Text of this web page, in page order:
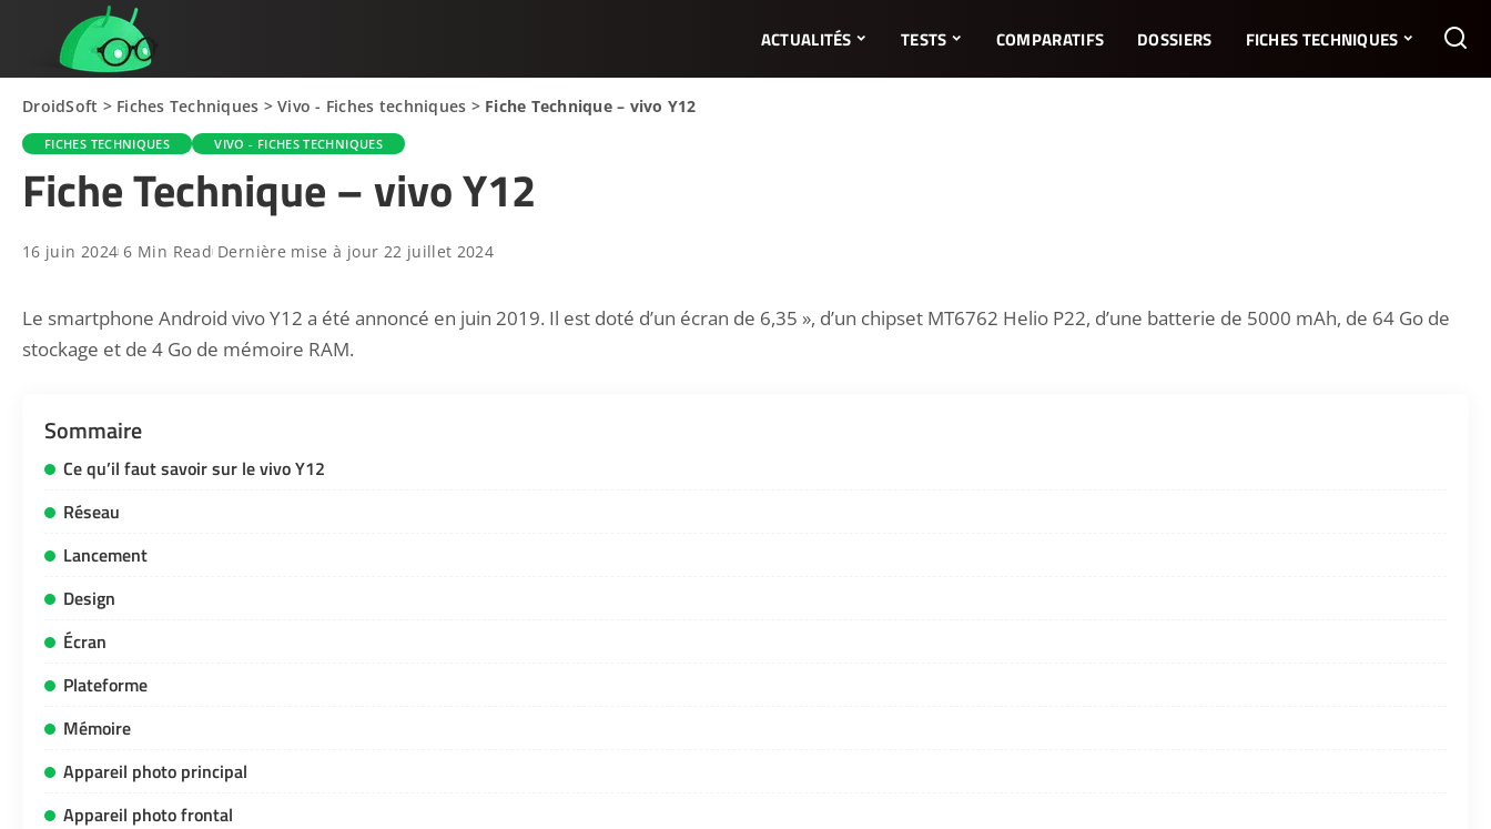
ACTUALITÉS TESTS COMPARATIFS DOSSIERS FICHES TECHNIQUES
DroidSoft > Fiches Techniques >Vivo - Fiches techniques > Fiche Technique – vivo Y12
FICHES TECHNIQUES VIVO - FICHES TECHNIQUES
Fiche Technique – vivo Y12
16 juin 2024 6 Min Read Dernière mise à jour 22 juillet 2024
Le smartphone Android vivo Y12 a été annoncé en juin 2019. Il est doté d’un écran de 6,35 », d’un chipset MT6762 Helio P22, d’une batterie de 5000 mAh, de 64 Go de
stockage et de 4 Go de mémoire RAM.
Sommaire
Ce qu’il faut savoir sur le vivo Y12
Réseau
Lancement
Design
Écran
Plateforme
Mémoire
Appareil photo principal
Appareil photo frontal